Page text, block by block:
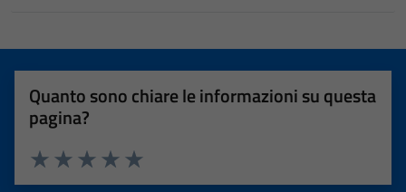
Quanto sono chiare le informazioni su questa
pagina?
Valuta 5 stelle su 5
Valuta 4 stelle su 5
Valuta 3 stelle su 5
Valuta 2 stelle su 5
Valuta 1 stelle su 5